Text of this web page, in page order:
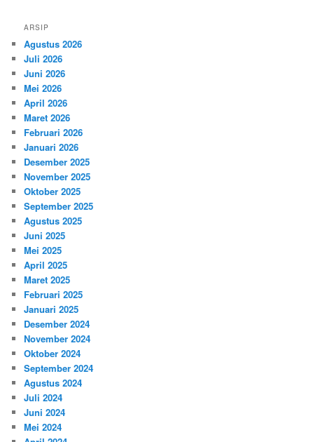
ARSIP
Agustus 2026
Juli 2026
Juni 2026
Mei 2026
April 2026
Maret 2026
Februari 2026
Januari 2026
Desember 2025
November 2025
Oktober 2025
September 2025
Agustus 2025
Juni 2025
Mei 2025
April 2025
Maret 2025
Februari 2025
Januari 2025
Desember 2024
November 2024
Oktober 2024
September 2024
Agustus 2024
Juli 2024
Juni 2024
Mei 2024